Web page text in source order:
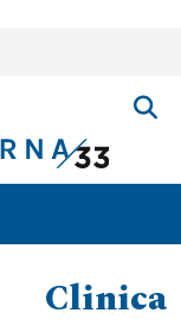
Clinica